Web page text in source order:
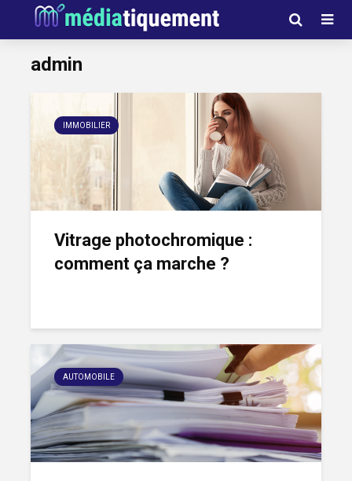
admin
IMMOBILIER
Vitrage photochromique :
comment ça marche ?
AUTOMOBILE